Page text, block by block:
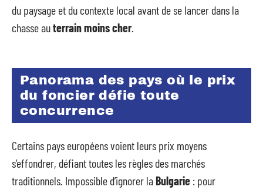
du paysage et du contexte local avant de se lancer dans la
chasse auterrain moins cher.
Panorama des pays où le prix
du foncier défie toute
concurrence
Certains pays européens voient leurs prix moyens
s’effondrer, défiant toutes les règles des marchés
traditionnels. Impossible d’ignorer laBulgarie : pour